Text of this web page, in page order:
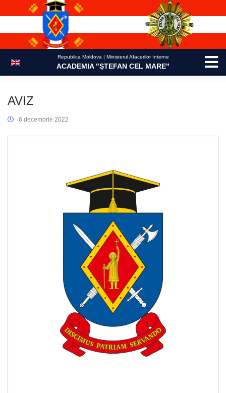
Republica Moldova | Ministerul Afacerilor Interne
ACADEMIA "ŞTEFAN CEL MARE"
AVIZ
6 decembrie 2022